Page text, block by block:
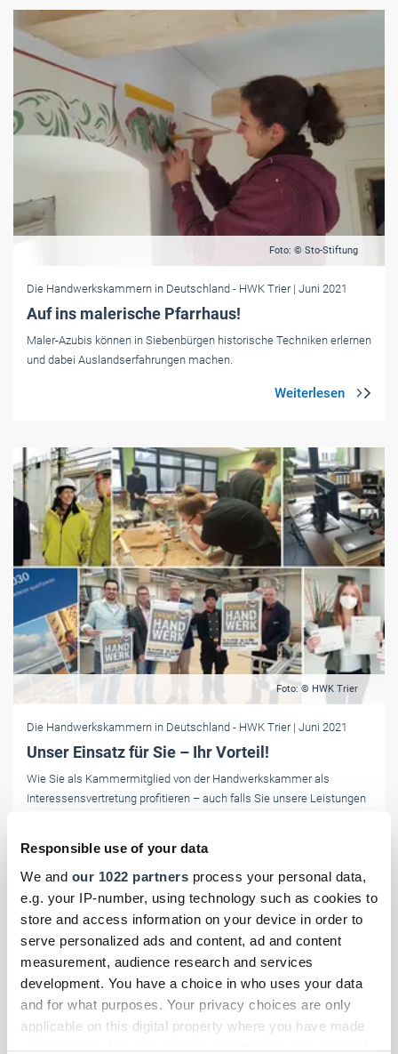
Responsible use of your data
We and our 1022 partners process your personal data,
e.g. your IP-number, using technology such as cookies to
store and access information on your device in order to
serve personalized ads and content, ad and content
measurement, audience research and services
development. You have a choice in who uses your data
and for what purposes. Your privacy choices are only
applicable on this digital property where you have made
Foto: © Sto-Stiftung
Die Handwerkskammern in Deutschland - HWK Trier | Juni 2021
Auf ins malerische Pfarrhaus!
Maler-Azubis können in Siebenbürgen historische Techniken erlernen
und dabei Auslandserfahrungen machen.
Foto: © HWK Trier
Die Handwerkskammern in Deutschland - HWK Trier | Juni 2021
Unser Einsatz für Sie – Ihr Vorteil!
Wie Sie als Kammermitglied von der Handwerkskammer als
Interessensvertretung profitieren – auch falls Sie unsere Leistungen